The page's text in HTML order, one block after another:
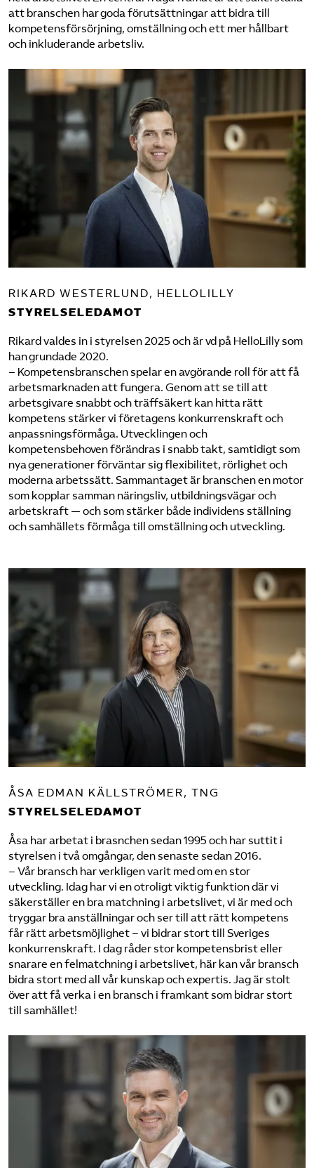
att branschen har goda förutsättningar att bidra till
kompetensförsörjning, omställning och ett mer hållbart
och inkluderande arbetsliv.
RIKARD WESTERLUND, HELLOLILLY
STYRELSELEDAMOT
Rikard valdes in i styrelsen 2025 och är vd på HelloLilly som
han grundade 2020.
– Kompetensbranschen spelar en avgörande roll för att få
arbetsmarknaden att fungera. Genom att se till att
arbetsgivare snabbt och träffsäkert kan hitta rätt
kompetens stärker vi företagens konkurrenskraft och
anpassningsförmåga. Utvecklingen och
kompetensbehoven förändras i snabb takt, samtidigt som
nya generationer förväntar sig flexibilitet, rörlighet och
moderna arbetssätt. Sammantaget är branschen en motor
som kopplar samman näringsliv, utbildningsvägar och
arbetskraft — och som stärker både individens ställning
och samhällets förmåga till omställning och utveckling.
ÅSA EDMAN KÄLLSTRÖMER, TNG
STYRELSELEDAMOT
Åsa har arbetat i brasnchen sedan 1995 och har suttit i
styrelsen i två omgångar, den senaste sedan 2016.
– Vår bransch har verkligen varit med om en stor
utveckling. Idag har vi en otroligt viktig funktion där vi
säkerställer en bra matchning i arbetslivet, vi är med och
tryggar bra anställningar och ser till att rätt kompetens
får rätt arbetsmöjlighet – vi bidrar stort till Sveriges
konkurrenskraft. I dag råder stor kompetensbrist eller
snarare en felmatchning i arbetslivet, här kan vår bransch
bidra stort med all vår kunskap och expertis. Jag är stolt
över att få verka i en bransch i framkant som bidrar stort
till samhället!